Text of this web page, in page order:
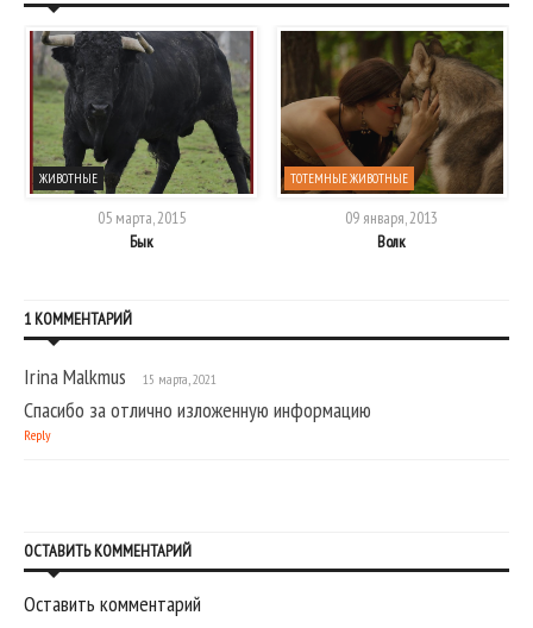
ЖИВОТНЫЕ
05 марта, 2015
Бык
ТОТЕМНЫЕ ЖИВОТНЫЕ
09 января, 2013
Волк
1 КОММЕНТАРИЙ
Irina Malkmus 15 марта, 2021
Спасибо за отлично изложенную информацию
Reply
ОСТАВИТЬ КОММЕНТАРИЙ
Оставить комментарий